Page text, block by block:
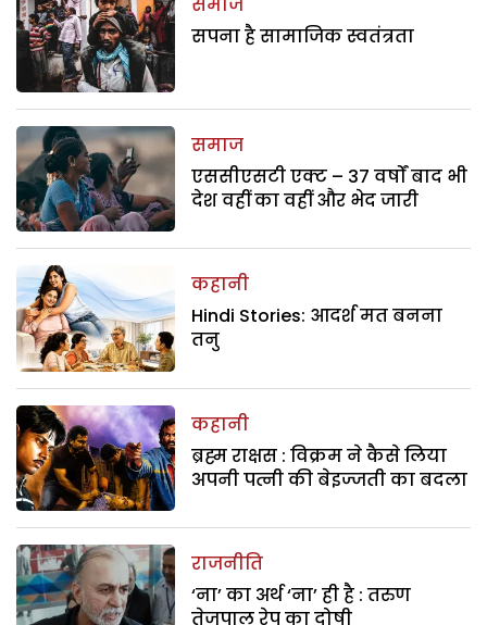
समाज
सपना है सामाजिक स्वतंत्रता
समाज
एससीएसटी एक्ट – 37 वर्षों बाद भी
देश वहीं का वहीं और भेद जारी
कहानी
Hindi Stories: आदर्श मत बनना
तनु
कहानी
ब्रह्म राक्षस : विक्रम ने कैसे लिया
अपनी पत्नी की बेइज्जती का बदला
राजनीति
‘ना’ का अर्थ ‘ना’ ही है : तरुण
तेजपाल रेप का दोषी